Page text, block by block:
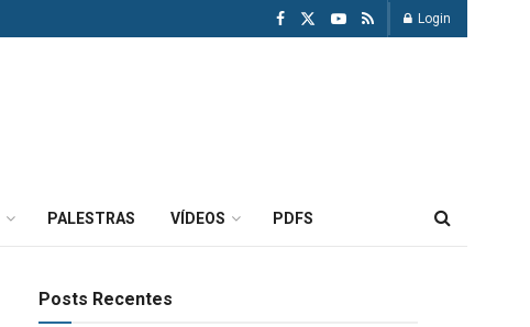
Login
PALESTRAS VÍDEOS PDFS
Posts Recentes